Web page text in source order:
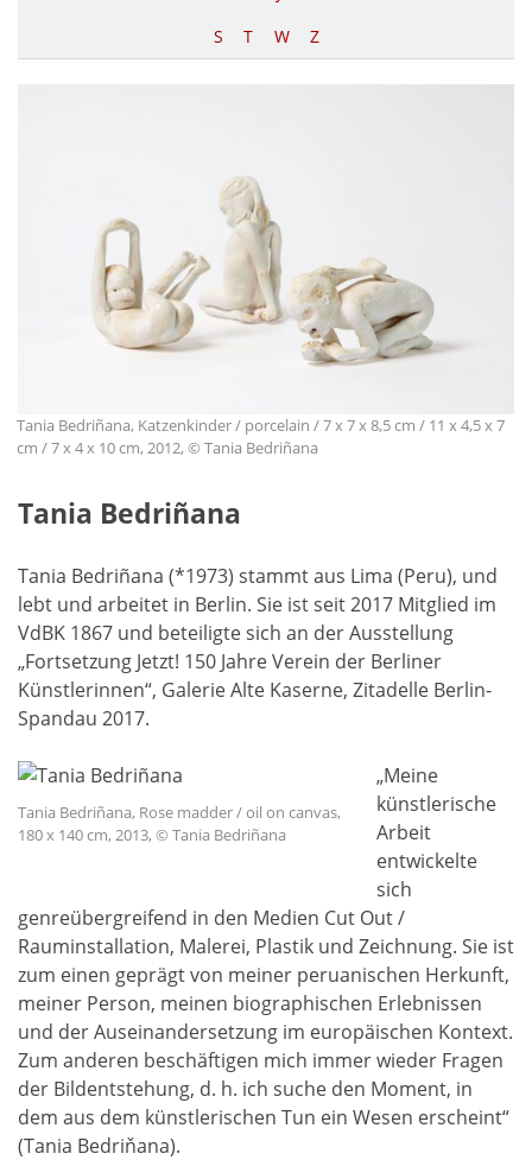
S
T W Z
Tania Bedriñana, Katzenkinder / porcelain / 7 x 7 x 8,5 cm / 11 x 4,5 x 7
cm / 7 x 4 x 10 cm, 2012, © Tania Bedriñana
Tania Bedriñana
Tania Bedriñana (*1973) stammt aus Lima (Peru), und
lebt und arbeitet in Berlin. Sie ist seit 2017 Mitglied im
VdBK 1867 und beteiligte sich an der Ausstellung
„Fortsetzung Jetzt! 150 Jahre Verein der Berliner
Künstlerinnen“, Galerie Alte Kaserne, Zitadelle Berlin-
Spandau 2017.
Tania Bedriñana, Rose madder / oil on canvas,
180 x 140 cm, 2013, © Tania Bedriñana
„Meine
künstlerische
Arbeit
entwickelte
sich
genreübergreifend in den Medien Cut Out /
Rauminstallation, Malerei, Plastik und Zeichnung. Sie ist
zum einen geprägt von meiner peruanischen Herkunft,
meiner Person, meinen biographischen Erlebnissen
und der Auseinandersetzung im europäischen Kontext.
Zum anderen beschäftigen mich immer wieder Fragen
der Bildentstehung, d. h. ich suche den Moment, in
dem aus dem künstlerischen Tun ein Wesen erscheint“
(Tania Bedriňana).